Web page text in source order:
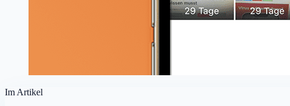
Im Artikel